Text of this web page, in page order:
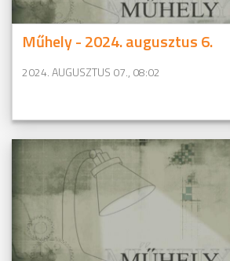
Műhely - 2024. augusztus 6.
2024. AUGUSZTUS 07., 08:02